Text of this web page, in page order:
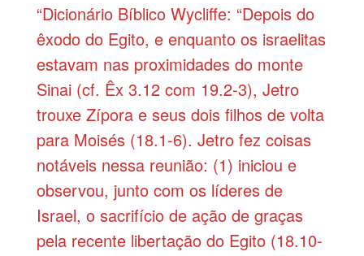
“Dicionário Bíblico Wycliffe: “Depois do
êxodo do Egito, e enquanto os israelitas
estavam nas proximidades do monte
Sinai (cf. Êx 3.12 com 19.2-3), Jetro
trouxe Zípora e seus dois filhos de volta
para Moisés (18.1-6). Jetro fez coisas
notáveis nessa reunião: (1) iniciou e
observou, junto com os líderes de
Israel, o sacrifício de ação de graças
pela recente libertação do Egito (18.10-